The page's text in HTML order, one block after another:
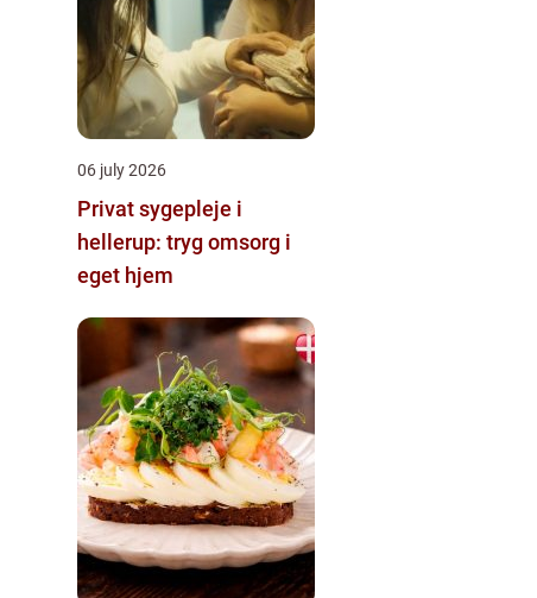
06 july 2026
Privat sygepleje i
hellerup: tryg omsorg i
eget hjem